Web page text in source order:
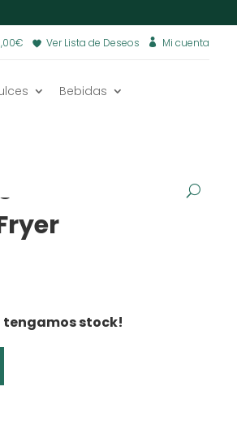
 Mi cuenta
Ver Lista de Deseos
€
Bebidas
tengamos stock!